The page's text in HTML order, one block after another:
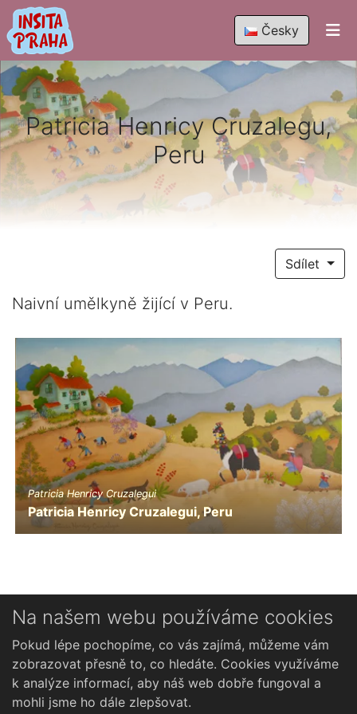
Česky
Patricia Henricy Cruzalegu,
Peru
Sdílet
Naivní umělkyně žijící v Peru.
Patricia Henricy Cruzalegui
Patricia Henricy Cruzalegui, Peru
Novinky
Česky
Na našem webu používáme cookies
Pokud lépe pochopíme, co vás zajímá, můžeme vám
zobrazovat přesně to, co hledáte. Cookies využíváme
k analýze informací, aby náš web dobře fungoval a
mohli jsme ho dále zlepšovat.